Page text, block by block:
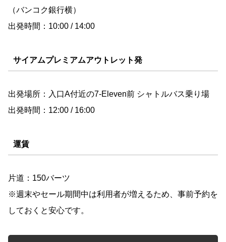
（バンコク銀行横）
出発時間：10:00 / 14:00
サイアムプレミアムアウトレット発
出発場所：入口A付近の7-Eleven前 シャトルバス乗り場
出発時間：12:00 / 16:00
運賃
片道：150バーツ
※週末やセール期間中は利用者が増えるため、事前予約を
しておくと安心です。